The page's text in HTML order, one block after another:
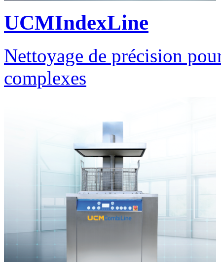
UCMIndexLine
Nettoyage de précision
complexes